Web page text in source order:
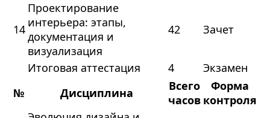
14
Проектирование
интерьера: этапы,
документация и
визуализация
42 Зачет
Итоговая аттестация 4
Экзамен
№
Дисциплина
Всего
часов
Форма
контроля